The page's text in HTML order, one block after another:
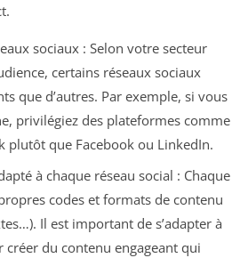
sociaux : Selon votre secteur
certains réseaux sociaux
que d’autres. Par exemple, si vous
privilégiez des plateformes comme
plutôt que Facebook ou LinkedIn.
à chaque réseau social : Chaque
codes et formats de contenu
Il est important de s’adapter à
créer du contenu engageant qui